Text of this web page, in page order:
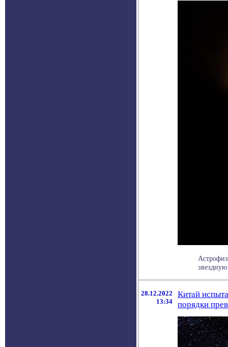
28.12.2022
13:34
Китай
порядки